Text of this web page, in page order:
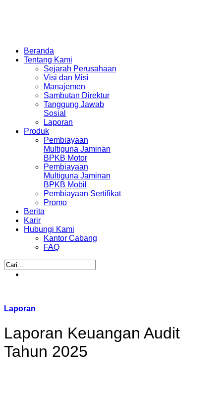
Beranda
Tentang Kami
Sejarah Perusahaan
Visi dan Misi
Manajemen
Sambutan Direktur
Tanggung Jawab
Sosial
Laporan
Produk
Pembiayaan
Multiguna Jaminan
BPKB Motor
Pembiayaan
Multiguna Jaminan
BPKB Mobil
Pembiayaan Sertifikat
Promo
Berita
Karir
Hubungi Kami
Kantor Cabang
FAQ
Laporan
Laporan Keuangan Audit
Tahun 2025